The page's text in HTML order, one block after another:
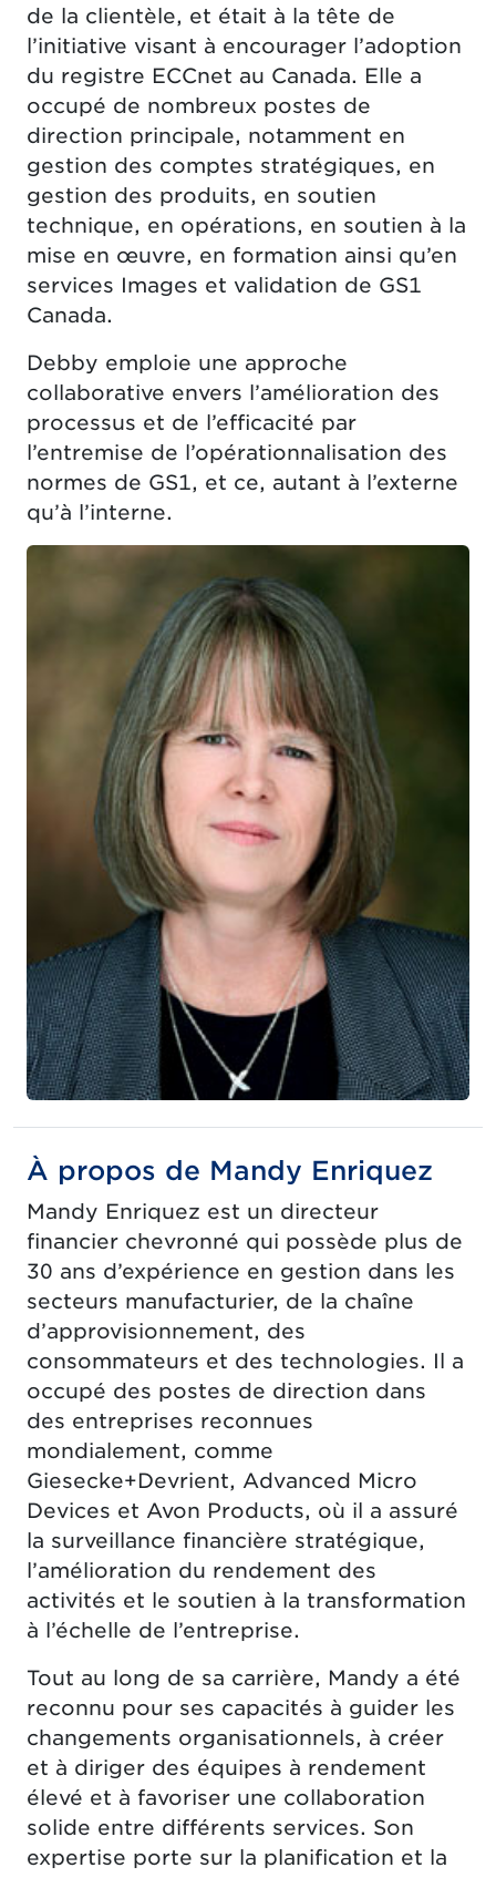
de la clientèle, et était à la tête de
l’initiative visant à encourager l’adoption
du registre ECCnet au Canada. Elle a
occupé de nombreux postes de
direction principale, notamment en
gestion des comptes stratégiques, en
gestion des produits, en soutien
technique, en opérations, en soutien à la
mise en œuvre, en formation ainsi qu’en
services Images et validation de GS1
Canada.
Debby emploie une approche
collaborative envers l’amélioration des
processus et de l’efficacité par
l’entremise de l’opérationnalisation des
normes de GS1, et ce, autant à l’externe
qu’à l’interne.
À propos de Mandy Enriquez
Mandy Enriquez est un directeur
financier chevronné qui possède plus de
30 ans d’expérience en gestion dans les
secteurs manufacturier, de la chaîne
d’approvisionnement, des
consommateurs et des technologies. Il a
occupé des postes de direction dans
des entreprises reconnues
mondialement, comme
Giesecke+Devrient, Advanced Micro
Devices et Avon Products, où il a assuré
la surveillance financière stratégique,
l’amélioration du rendement des
activités et le soutien à la transformation
à l’échelle de l’entreprise.
Tout au long de sa carrière, Mandy a été
reconnu pour ses capacités à guider les
changements organisationnels, à créer
et à diriger des équipes à rendement
élevé et à favoriser une collaboration
solide entre différents services. Son
expertise porte sur la planification et la